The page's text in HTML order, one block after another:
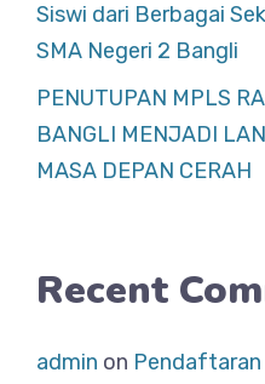
Siswi dari Berbagai
SMA Negeri 2 Bangli
PENUTUPAN MPLS
BANGLI MENJADI
MASA DEPAN CERAH
Recent
admin on Pendaftaran